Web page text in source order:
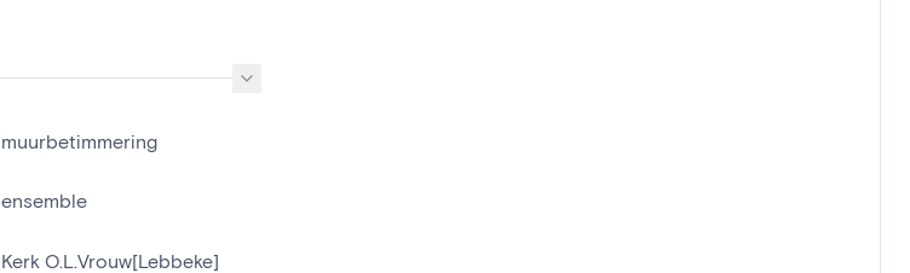
muurbetimmering
ensemble
Kerk O.L.Vrouw[Lebbeke]